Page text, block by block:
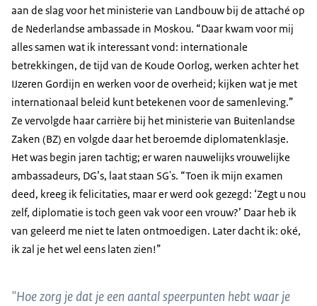
aan de slag voor het ministerie van Landbouw bij de attaché op
de Nederlandse ambassade in Moskou. “Daar kwam voor mij
alles samen wat ik interessant vond: internationale
betrekkingen, de tijd van de Koude Oorlog, werken achter het
IJzeren Gordijn en werken voor de overheid; kijken wat je met
internationaal beleid kunt betekenen voor de samenleving.”
Ze vervolgde haar carrière bij het ministerie van Buitenlandse
Zaken (BZ) en volgde daar het beroemde diplomatenklasje.
Het was begin jaren tachtig; er waren nauwelijks vrouwelijke
ambassadeurs, DG’s, laat staan SG's. “Toen ik mijn examen
deed, kreeg ik felicitaties, maar er werd ook gezegd: ‘Zegt u nou
zelf, diplomatie is toch geen vak voor een vrouw?’ Daar heb ik
van geleerd me niet te laten ontmoedigen. Later dacht ik: oké,
ik zal je het wel eens laten zien!”
"Hoe zorg je dat je een aantal speerpunten hebt waar je